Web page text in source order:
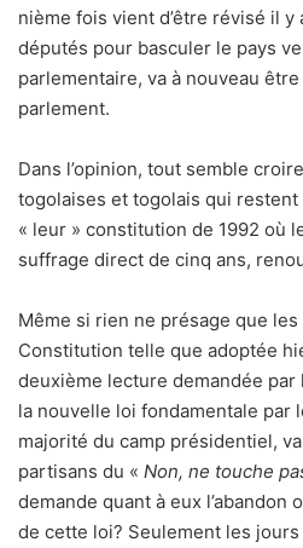
nième fois vient d’être révisé il
députés pour basculer le pays
parlementaire, va à nouveau
parlement.
Dans l’opinion, tout semble
togolaises et togolais qui
« leur » constitution de 1992 où
suffrage direct de cinq ans,
Même si rien ne présage que
Constitution telle que adoptée
deuxième lecture demandée
la nouvelle loi fondamentale par
majorité du camp présidentiel,
partisans du « Non, ne touche
demande quant à eux l’abandon
de cette loi? Seulement les